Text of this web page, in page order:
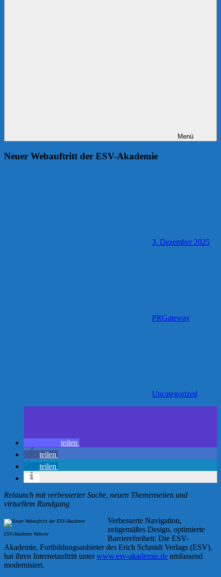
Menü
Neuer Webauftritt der ESV-Akademie
3. Dezember 2025
PRGateway
Uncategorized
teilen
teilen
teilen
Relaunch mit verbesserter Suche, neuen Themenseiten und
virtuellem Rundgang
ESV-Akademie Website
Verbesserte Navigation,
zeitgemäßes Design, optimierte
Barrierefreiheit: Die ESV-
Akademie, Fortbildungsanbieter des Erich Schmidt Verlags (ESV),
hat ihren Internetauftritt unterwww.esv-akademie.de umfassend
modernisiert.